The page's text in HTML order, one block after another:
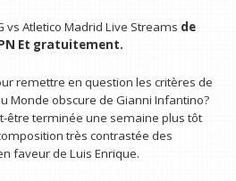
vs Atletico Madrid Live Streams de
Et gratuitement.
remettre en question les critères de
Monde obscure de Gianni Infantino?
être terminée une semaine plus tôt
très contrastée des
faveur de Luis Enrique.